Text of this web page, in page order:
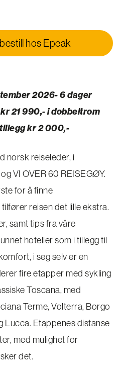
hos Epeak
2026- 6 dager
21 990,-i dobbeltrom
kr 2 000,-
norsk reiseleder, i
VI OVER 60 REISEGØY.
for å finne
reisen det lille ekstra.
samt tips fra våre
hoteller som i tillegg til
i seg selv er en
fire etapper med sykling
Toscana, med
Terme, Volterra, Borgo
Lucca. Etappenes distanse
med mulighet for
det.